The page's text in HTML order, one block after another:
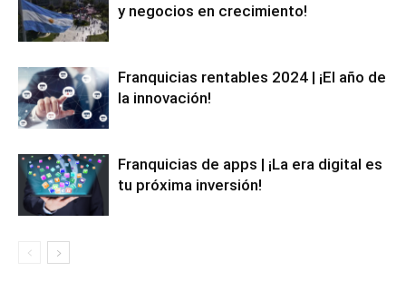
y negocios en crecimiento!
Franquicias rentables 2024 | ¡El año de
la innovación!
Franquicias de apps | ¡La era digital es
tu próxima inversión!